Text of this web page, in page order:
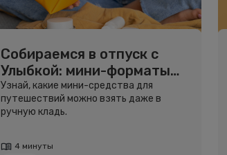
Собираемся в отпуск с
Улыбкой: мини-форматы
для путешествий
Узнай, какие мини-средства для
путешествий можно взять даже в
ручную кладь.
4 минуты